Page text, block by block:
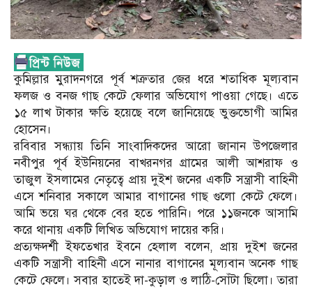
কুমিল্লার মুরাদনগরে পূর্ব শত্রুতার জের ধরে শতাধিক মূল্যবান
ফলজ ও বনজ গাছ কেটে ফেলার অভিযোগ পাওয়া গেছে। এতে
১৫ লাখ টাকার ক্ষতি হয়েছে বলে জানিয়েছে ভুক্তভোগী আমির
হোসেন।
রবিবার সন্ধ্যায় তিনি সাংবাদিকদের আরো জানান উপজেলার
নবীপুর পূর্ব ইউনিয়নের বাখরনগর গ্রামের আলী আশরাফ ও
তাজুল ইসলামের নেতৃত্বে প্রায় দুইশ জনের একটি সন্ত্রাসী বাহিনী
এসে শনিবার সকালে আমার বাগানের গাছ গুলো কেটে ফেলে।
আমি ভয়ে ঘর থেকে বের হতে পারিনি। পরে ১১জনকে আসামি
করে থানায় একটি লিখিত অভিযোগ দায়ের করি।
প্রত্যক্ষদর্শী ইফতেখার ইবনে হেলাল বলেন, প্রায় দুইশ জনের
একটি সন্ত্রাসী বাহিনী এসে নানার বাগানের মূল্যবান অনেক গাছ
কেটে ফেলে। সবার হাতেই দা-কুড়াল ও লাঠি-সোঁটা ছিলো। তারা